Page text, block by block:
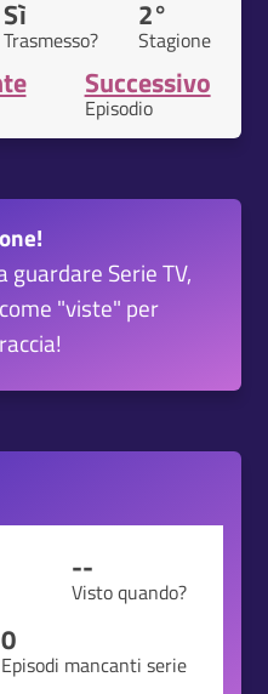
Sì
Trasmesso?
2°
Stagione
Successivo
Episodio
guardare Serie TV,
"viste" per
--
Visto quando?
0
Episodi mancanti serie